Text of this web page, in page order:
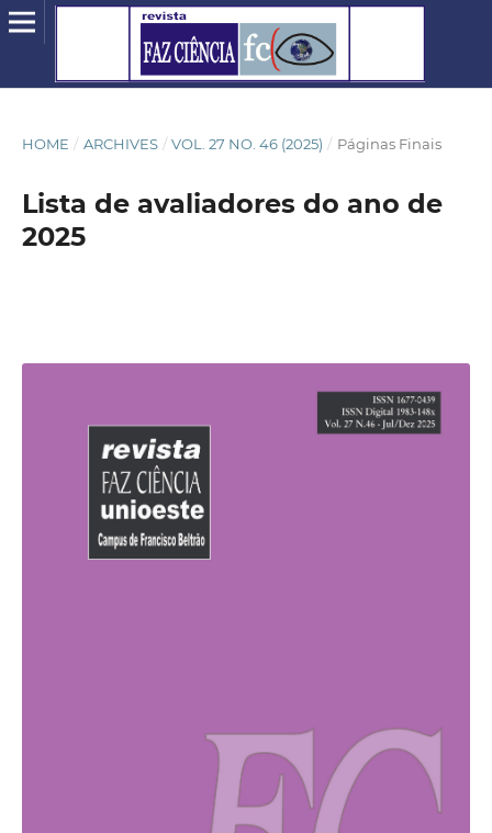
HOME / ARCHIVES / VOL. 27 NO. 46 (2025) / Páginas Finais
Lista de avaliadores do ano de
2025